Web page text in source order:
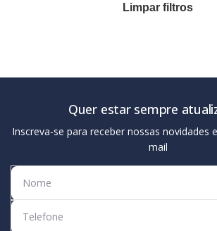
Limpar filtros
Quer estar sempre
Inscreva-se para receber nossas novidades
mail